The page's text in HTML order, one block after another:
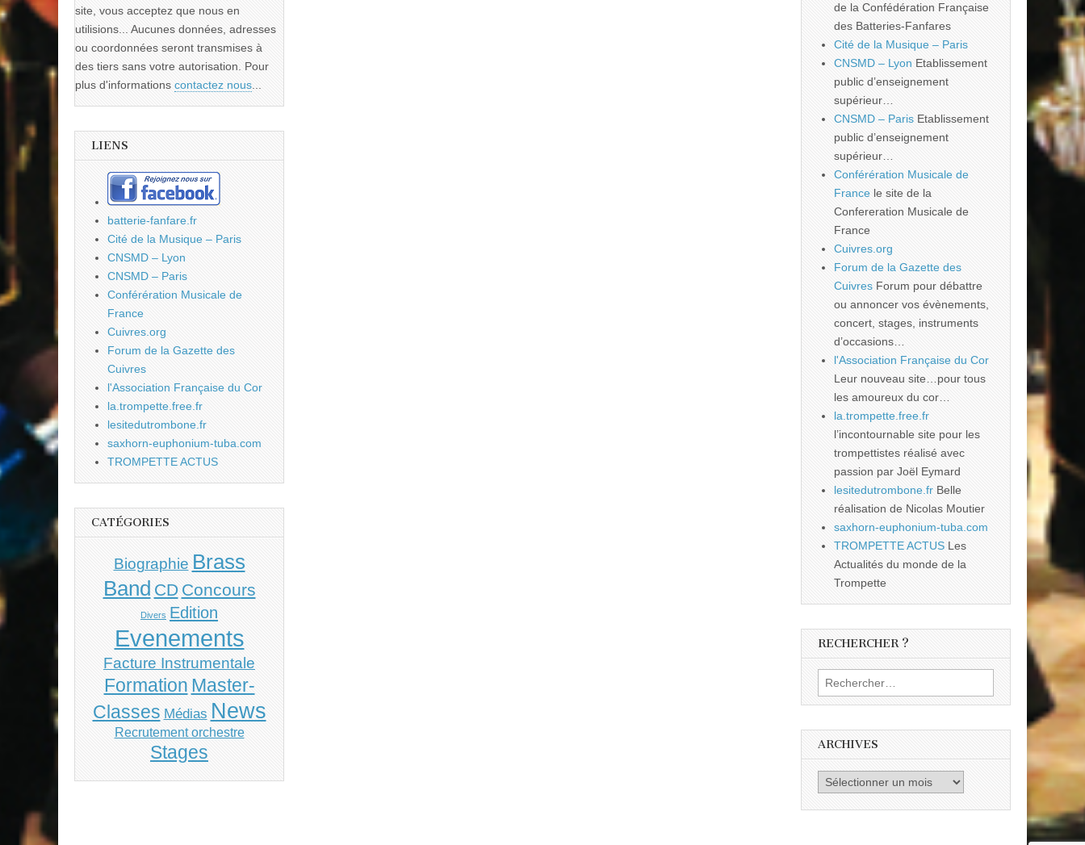
site, vous acceptez que nous en
utilisions... Aucunes données, adresses
ou coordonnées seront transmises à
des tiers sans votre autorisation. Pour
plus d'informations contactez nous...
LIENS
batterie-fanfare.fr
Cité de la Musique – Paris
CNSMD – Lyon
CNSMD – Paris
Conférération Musicale de
France
Cuivres.org
Forum de la Gazette des
Cuivres
l'Association Française du Cor
la.trompette.free.fr
lesitedutrombone.fr
saxhorn-euphonium-tuba.com
TROMPETTE ACTUS
CATÉGORIES
Biographie Brass
Band CD Concours
Divers Edition
Evenements
Facture Instrumentale
Formation Master-
Classes Médias News
Recrutement orchestre
Stages
de la Confédération Française
des Batteries-Fanfares
Cité de la Musique – Paris
CNSMD – Lyon Etablissement
public d’enseignement
supérieur…
CNSMD – Paris Etablissement
public d’enseignement
supérieur…
Conférération Musicale de
France le site de la
Confereration Musicale de
France
Cuivres.org
Forum de la Gazette des
Cuivres Forum pour débattre
ou annoncer vos évènements,
concert, stages, instruments
d’occasions…
l'Association Française du Cor
Leur nouveau site…pour tous
les amoureux du cor…
la.trompette.free.fr
l’incontournable site pour les
trompettistes réalisé avec
passion par Joël Eymard
lesitedutrombone.fr Belle
réalisation de Nicolas Moutier
saxhorn-euphonium-tuba.com
TROMPETTE ACTUS Les
Actualités du monde de la
Trompette
RECHERCHER ?
Rechercher :
ARCHIVES
Archives